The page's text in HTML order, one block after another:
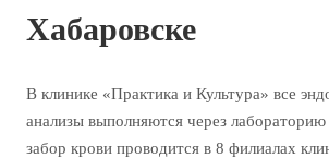
Хабаровске
В клинике «Практика и Культура» все
анализы выполняются через лабораторию
забор крови проводится в 8 филиалах